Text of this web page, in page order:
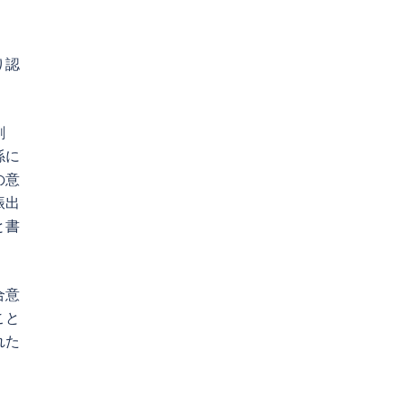
認
に
意
出
書
意
た